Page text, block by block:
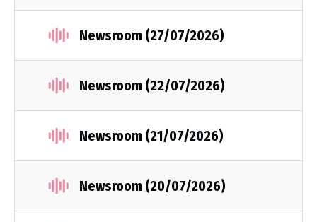
Newsroom (27/07/2026)
Newsroom (22/07/2026)
Newsroom (21/07/2026)
Newsroom (20/07/2026)